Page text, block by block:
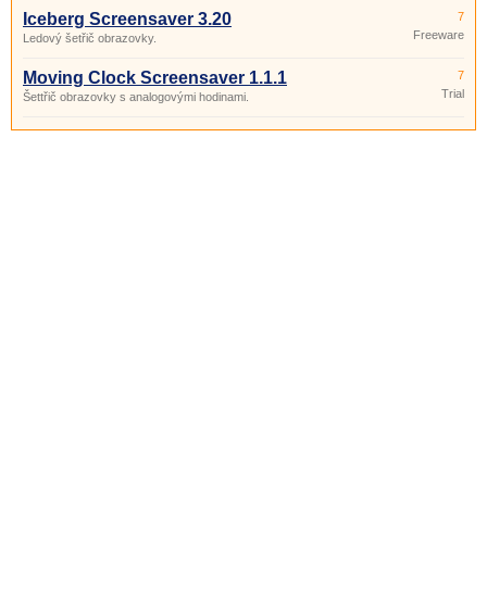
Iceberg Screensaver 3.20
Ledový šetřič obrazovky.
7
Freeware
Moving Clock Screensaver 1.1.1
Šettřič obrazovky s analogovými hodinami.
7
Trial